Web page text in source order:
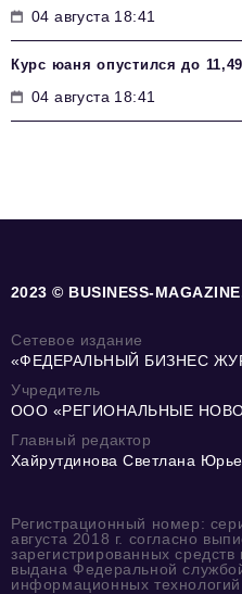
04 августа 18:41
Курс юаня опустился до
04 августа 18:41
2023 © BUSINESS-
Сетевое издание
«ФЕДЕРАЛЬНЫЙ БИЗНЕС
Учредитель
ООО «РЕГИОНАЛЬНЫЕ
Главный редактор
Хайрутдинова Светлана
Регистрационный номер:
августа 2018 г. согласно
зарегистрированных
выдана Федеральной
информационных